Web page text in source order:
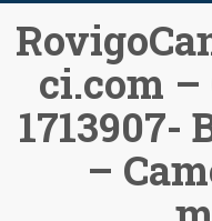
contenutoci.com –
1713907-
–